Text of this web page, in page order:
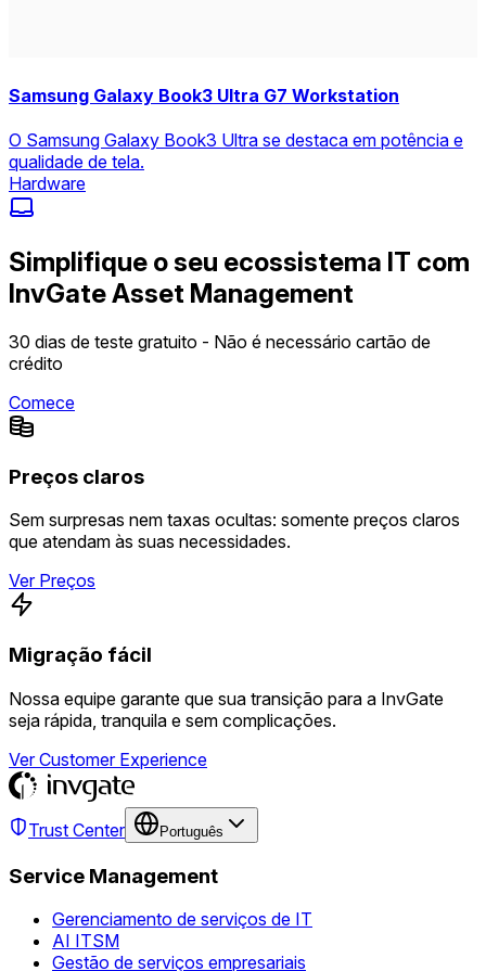
Samsung Galaxy Book3 Ultra G7 Workstation
O Samsung Galaxy Book3 Ultra se destaca em potência e
qualidade de tela.
Hardware
Simplifique o seu ecossistema IT com
InvGate Asset Management
30 dias de teste gratuito - Não é necessário cartão de
crédito
Comece
Preços claros
Sem surpresas nem taxas ocultas: somente preços claros
que atendam às suas necessidades.
Ver Preços
Migração fácil
Nossa equipe garante que sua transição para a InvGate
seja rápida, tranquila e sem complicações.
Ver Customer Experience
Trust Center Português
Service Management
Gerenciamento de serviços de IT
AI ITSM
Gestão de serviços empresariais